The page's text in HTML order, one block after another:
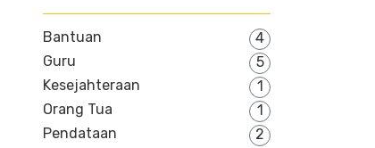
Bantuan
4
Guru
5
Kesejahteraan
1
Orang Tua
1
Pendataan
2